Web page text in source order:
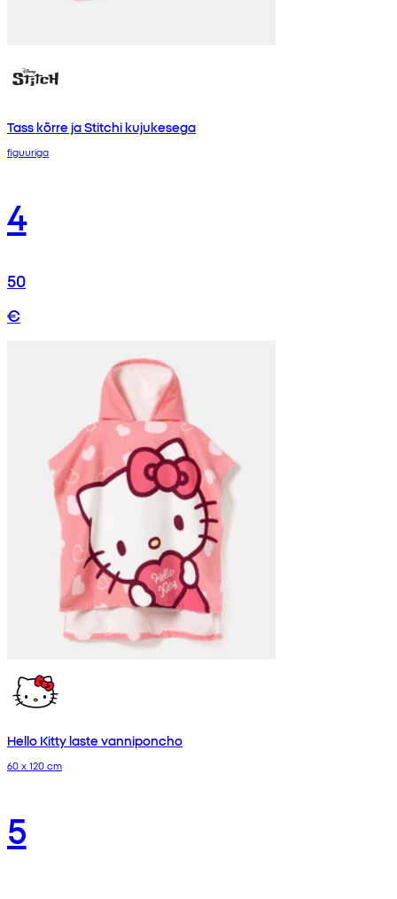
Tass kõrre ja Stitchi kujukesega
figuuriga
4
50
€
Hello Kitty laste vanniponcho
60 x 120 cm
5